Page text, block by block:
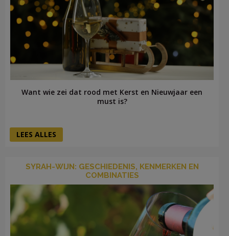
Want wie zei dat rood met Kerst en Nieuwjaar een
must is?
LEES ALLES
SYRAH-WIJN: GESCHIEDENIS, KENMERKEN EN
COMBINATIES